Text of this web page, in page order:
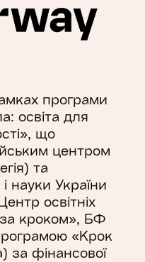
програми
освіта для
що
центром
та
науки України
освітніх
за кроком», БФ
«Крок
за фінансової